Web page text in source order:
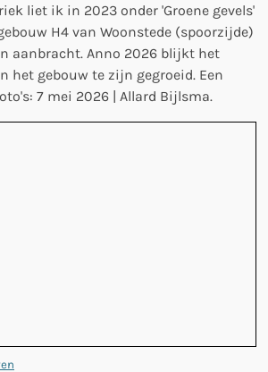
liet ik in 2023 onder 'Groene gevels'
H4 van Woonstede (spoorzijde)
aanbracht. Anno 2026 blijkt het
het gebouw te zijn gegroeid. Een
7 mei 2026 | Allard Bijlsma.